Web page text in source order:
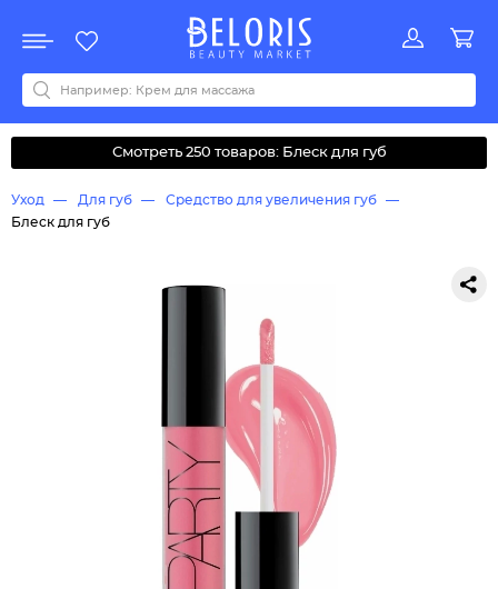
Акции
Все бренды
0-9ABCDEFGHIJKLMNOPQRSTUVWYZАБВДЗИМОКЛНПРСТУФ
Смотреть 250 товаров: Блеск для губ
Уход Для губ
Средство для увеличения губ
Блеск для губ